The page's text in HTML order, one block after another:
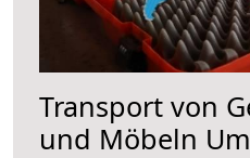
Transport von
und Möbeln